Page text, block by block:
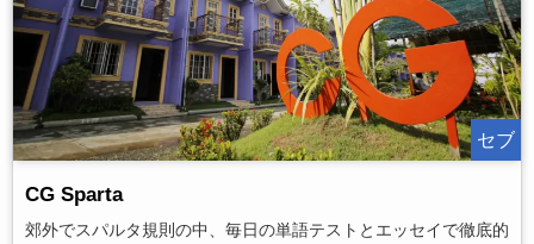
セブ
CG Sparta
郊外でスパルタ規則の中、毎日の単語テストとエッセイで徹底的